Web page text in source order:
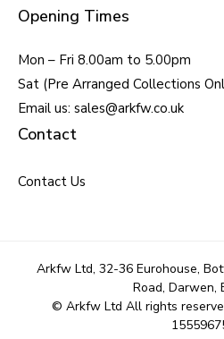
Opening Times
Mon – Fri 8.00am to 5.00pm
Sat (Pre Arranged Collections
Email us: sales@arkfw.co.uk
Contact
Contact Us
Arkfw Ltd, 32-36 Eurohouse,
Road, Darwen,
© Arkfw Ltd All rights